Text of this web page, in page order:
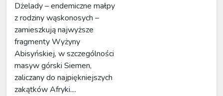
Dżelady – endemiczne małpy
z rodziny wąskonosych –
zamieszkują najwyższe
fragmenty Wyżyny
Abisyńskiej, w szczególności
masyw górski Siemen,
zaliczany do najpiękniejszych
zakątków Afryki....